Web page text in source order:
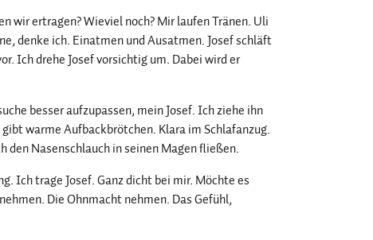
wir ertragen? Wieviel noch? Mir laufen Tränen. Uli
denke ich. Einatmen und Ausatmen. Josef schläft
Ich drehe Josef vorsichtig um. Dabei wird er
besser aufzupassen, mein Josef. Ich ziehe ihn
warme Aufbackbrötchen. Klara im Schlafanzug.
den Nasenschlauch in seinen Magen fließen.
Ich trage Josef. Ganz dicht bei mir. Möchte es
Die Ohnmacht nehmen. Das Gefühl,